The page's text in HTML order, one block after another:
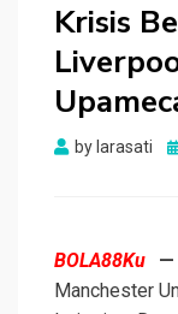
Krisis
by larasati
BOLA88Ku —
Manchester